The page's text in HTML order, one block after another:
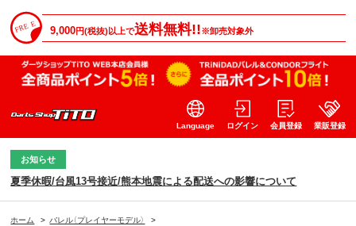
9,000円(税抜)以上で送料無料!!※卸売対象外
Language ログイン 会員登録 業販登録
お知らせ
夏季休暇/台風13号接近/熊本地震による配送への影響について
ホーム > バレル（プレイヤーモデル）
>